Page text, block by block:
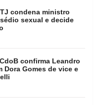
condena ministro
sexual e decide
confirma Leandro
Dora Gomes de vice e